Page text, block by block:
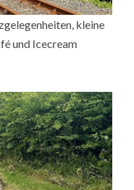
kleine
und Icecream